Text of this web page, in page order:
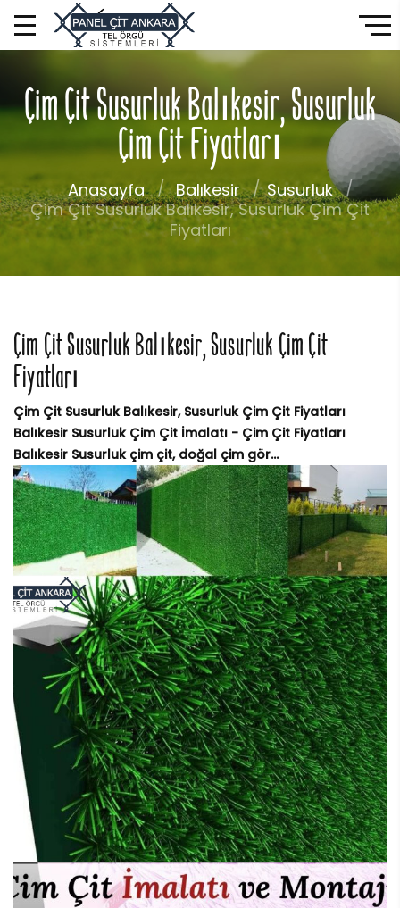
Çim Çit Susurluk Balıkesir, Susurluk
Çim Çit Fiyatları
Anasayfa Balıkesir
Susurluk
Çim Çit Susurluk Balıkesir, Susurluk Çim Çit
Fiyatları
Çim Çit Susurluk Balıkesir, Susurluk Çim Çit
Fiyatları
Çim Çit Susurluk Balıkesir, Susurluk Çim Çit Fiyatları
Balıkesir Susurluk Çim Çit İmalatı - Çim Çit Fiyatları
Balıkesir Susurluk çim çit, doğal çim gör...